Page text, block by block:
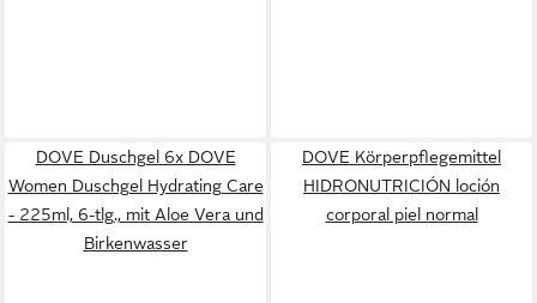
DOVE Duschgel 6x DOVE
Women Duschgel Hydrating Care
- 225ml, 6-tlg., mit Aloe Vera und
Birkenwasser
DOVE Körperpflegemittel
HIDRONUTRICIÓN loción
corporal piel normal